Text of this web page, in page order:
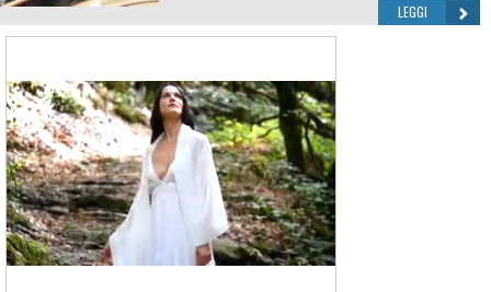
LEGGI